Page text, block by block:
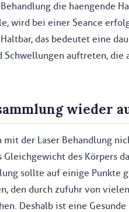
die haengende
wird bei einer Seance
das bedeutet eine
Schwellungen auftreten,
wieder
mit der Laser Behandlung
Gleichgewicht des Körpers
sollte auf einige Punkte
den durch zufuhr von
Deshalb ist eine Gesunde